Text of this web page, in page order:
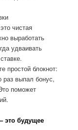
чистая
выработать
удваивать
простой блокнот:
раз выпал бонус,
поможет
это будущее